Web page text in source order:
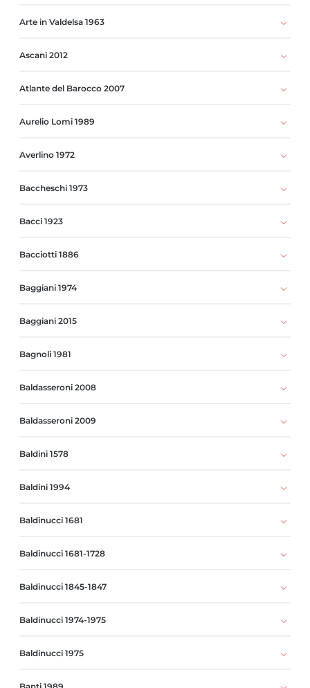
Arte in Valdelsa 1963
Ascani 2012
Atlante del Barocco 2007
Aurelio Lomi 1989
Averlino 1972
Baccheschi 1973
Bacci 1923
Bacciotti 1886
Baggiani 1974
Baggiani 2015
Bagnoli 1981
Baldasseroni 2008
Baldasseroni 2009
Baldini 1578
Baldini 1994
Baldinucci 1681
Baldinucci 1681-1728
Baldinucci 1845-1847
Baldinucci 1974-1975
Baldinucci 1975